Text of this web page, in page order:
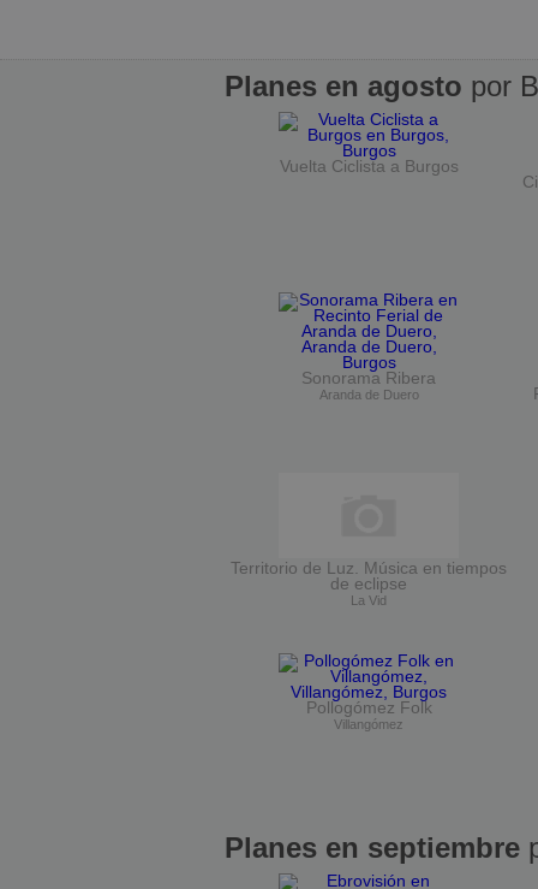
Planes en agosto por
Vuelta Ciclista a Burgos
Sonorama Ribera
Aranda de Duero
Territorio de Luz. Música en tiempos
de eclipse
La Vid
Pollogómez Folk
Villangómez
Planes en septiembre